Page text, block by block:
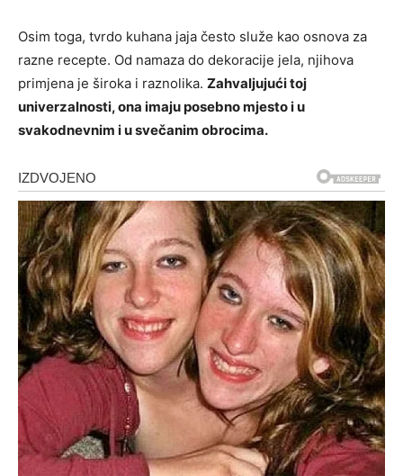
Osim toga, tvrdo kuhana jaja često služe kao osnova za
razne recepte. Od namaza do dekoracije jela, njihova
primjena je široka i raznolika. Zahvaljujući toj
univerzalnosti, ona imaju posebno mjesto i u
svakodnevnim i u svečanim obrocima.